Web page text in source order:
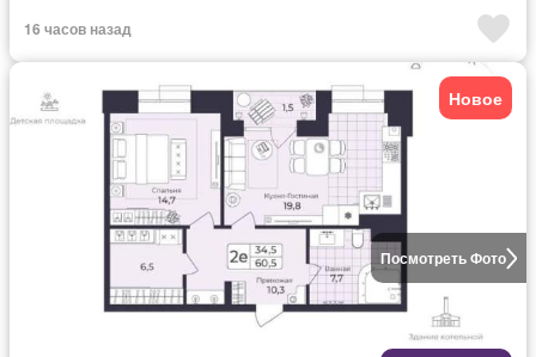
16 часов назад
Посмотреть Фото
Новое